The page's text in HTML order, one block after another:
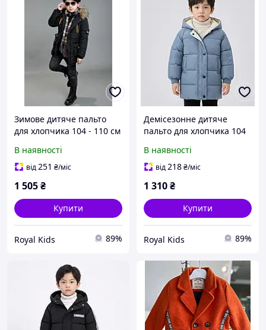
Зимове дитяче пальто
для хлопчика 104 - 110 см
В наявності
від251 ₴/міс
1 505₴
Купити
Royal Kids 89%
Демісезонне дитяче
пальто для хлопчика 104
В наявності
від218₴/міс
1 310₴
Купити
Royal Kids 89%